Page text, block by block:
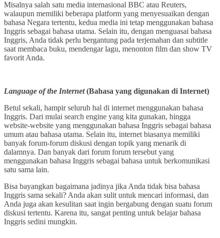
Misalnya salah satu media internasional BBC atau Reuters,
walaupun memiliki beberapa platform yang menyesuaikan dengan
bahasa Negara tertentu, kedua media ini tetap menggunakan bahasa
Inggris sebagai bahasa utama. Selain itu, dengan menguasai bahasa
Inggris, Anda tidak perlu bergantung pada terjemahan dan subtitle
saat membaca buku, mendengar lagu, menonton film dan show TV
favorit Anda.
Language of the Internet(Bahasa yang digunakan di Internet)
Betul sekali, hampir seluruh hal di internet menggunakan bahasa
Inggris. Dari mulai search engine yang kita gunakan, hingga
website-website yang menggunakan bahasa Inggris sebagai bahasa
umum atau bahasa utama. Selain itu, internet biasanya memiliki
banyak forum-forum diskusi dengan topik yang menarik di
dalamnya. Dan banyak dari forum forum tersebut yang
menggunakan bahasa Inggris sebagai bahasa untuk berkomunikasi
satu sama lain.
Bisa bayangkan bagaimana jadinya jika Anda tidak bisa bahasa
Inggris sama sekali? Anda akan sulit untuk mencari informasi, dan
Anda juga akan kesulitan saat ingin bergabung dengan suatu forum
diskusi tertentu. Karena itu, sangat penting untuk belajar bahasa
Inggris sedini mungkin.